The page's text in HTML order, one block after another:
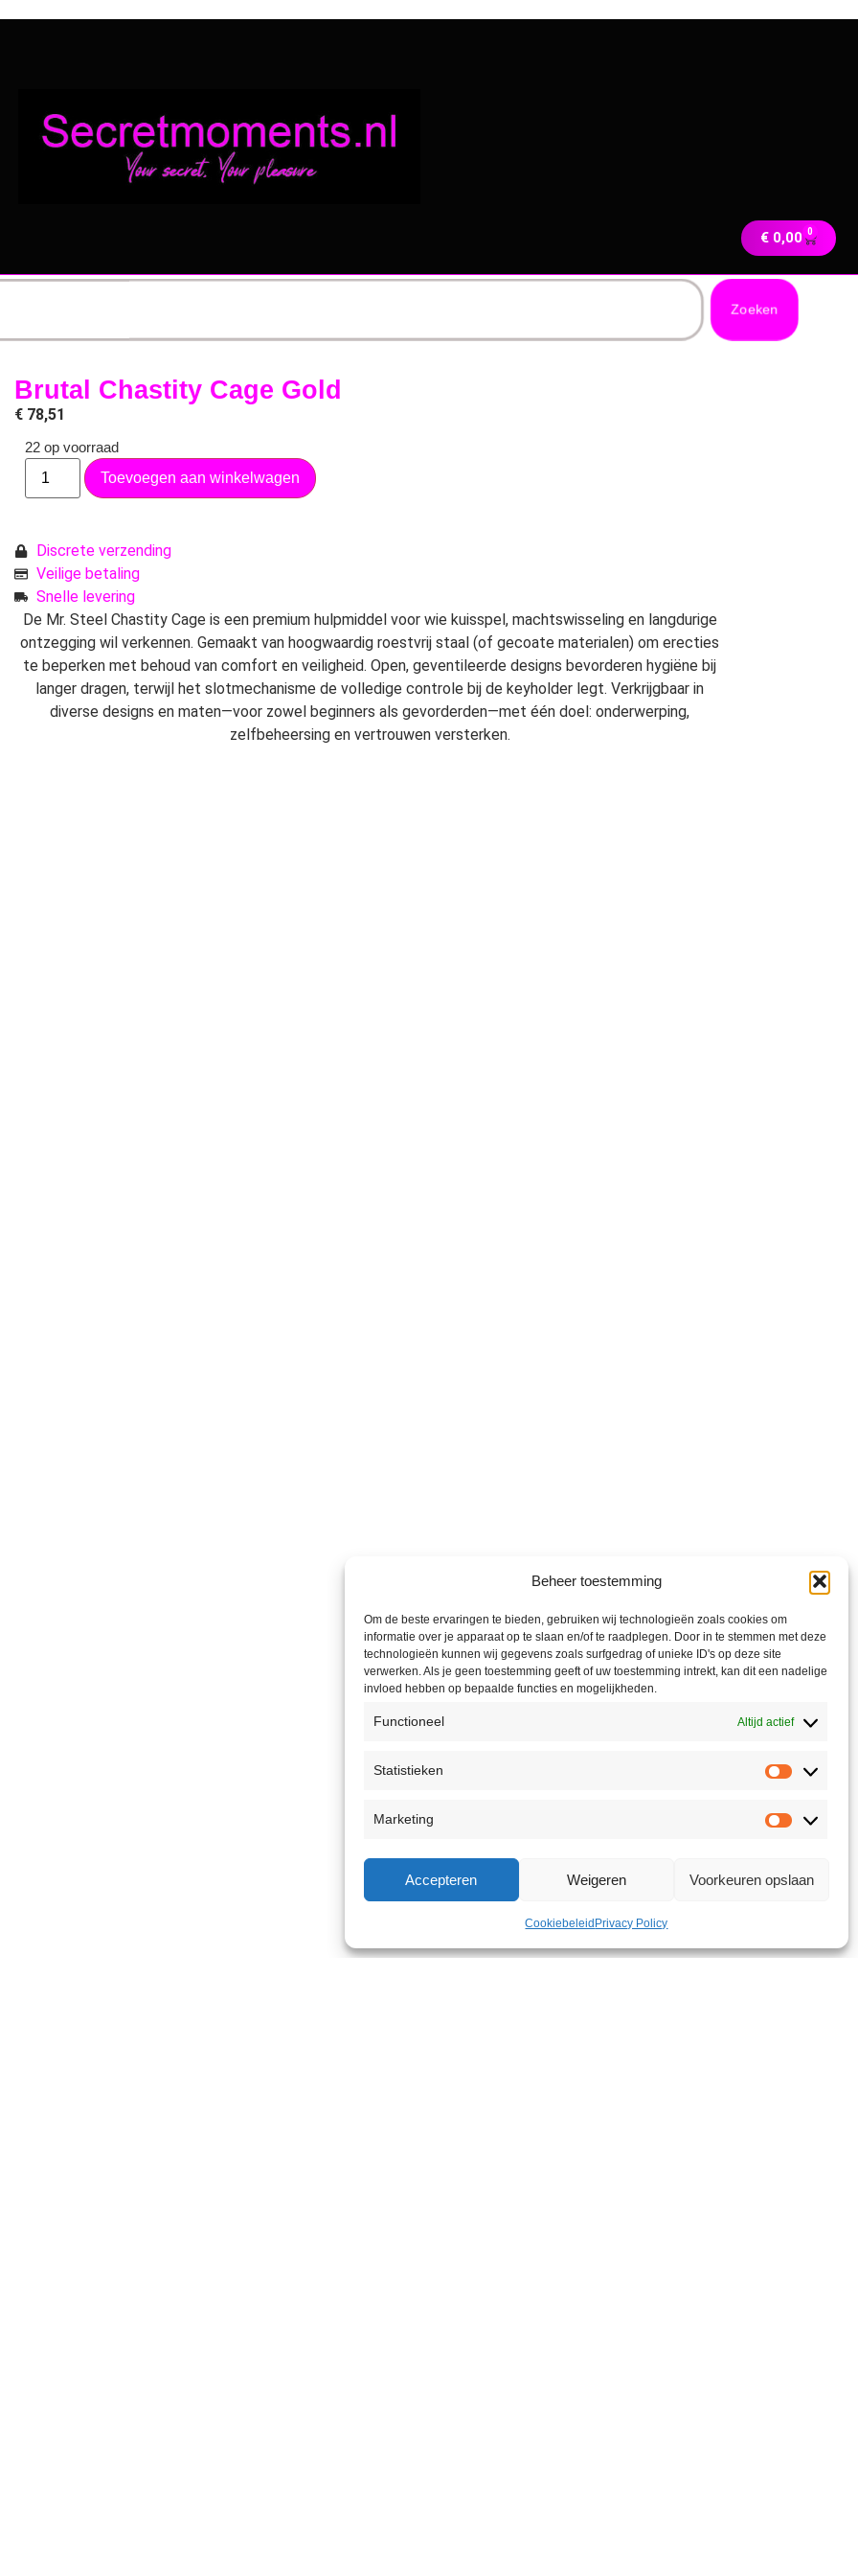
Beheer toestemming
Om de beste ervaringen te bieden, gebruiken wij technologieën zoals cookies om
informatie over je apparaat op te slaan en/of te raadplegen. Door in te stemmen met deze
technologieën kunnen wij gegevens zoals surfgedrag of unieke ID's op deze site
verwerken. Als je geen toestemming geeft of uw toestemming intrekt, kan dit een nadelige
invloed hebben op bepaalde functies en mogelijkheden.
Functioneel Altijd actief
Statistieken
Marketing
Accepteren Weigeren Voorkeuren opslaan
Cookiebeleid Privacy Policy
€0,00 0
Zoeken
Brutal Chastity Cage Gold
€ 78,51
22 op voorraad
Toevoegen aan winkelwagen
Discrete verzending
Veilige betaling
Snelle levering
De Mr. Steel Chastity Cage is een premium hulpmiddel voor wie kuisspel, machtswisseling en langdurige
ontzegging wil verkennen. Gemaakt van hoogwaardig roestvrij staal (of gecoate materialen) om erecties
te beperken met behoud van comfort en veiligheid. Open, geventileerde designs bevorderen hygiëne bij
langer dragen, terwijl het slotmechanisme de volledige controle bij de keyholder legt. Verkrijgbaar in
diverse designs en maten—voor zowel beginners als gevorderden—met één doel: onderwerping,
zelfbeheersing en vertrouwen versterken.